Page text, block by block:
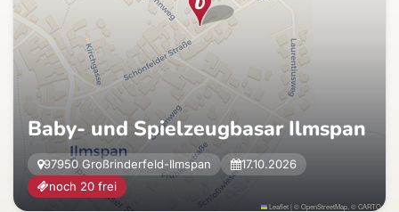
Baby- und Spielzeugbasar Ilmspan
97950 Großrinderfeld-Ilmspan
17.10.2026
noch 20 frei
Leaflet|©OpenStreetMap , ©CARTO